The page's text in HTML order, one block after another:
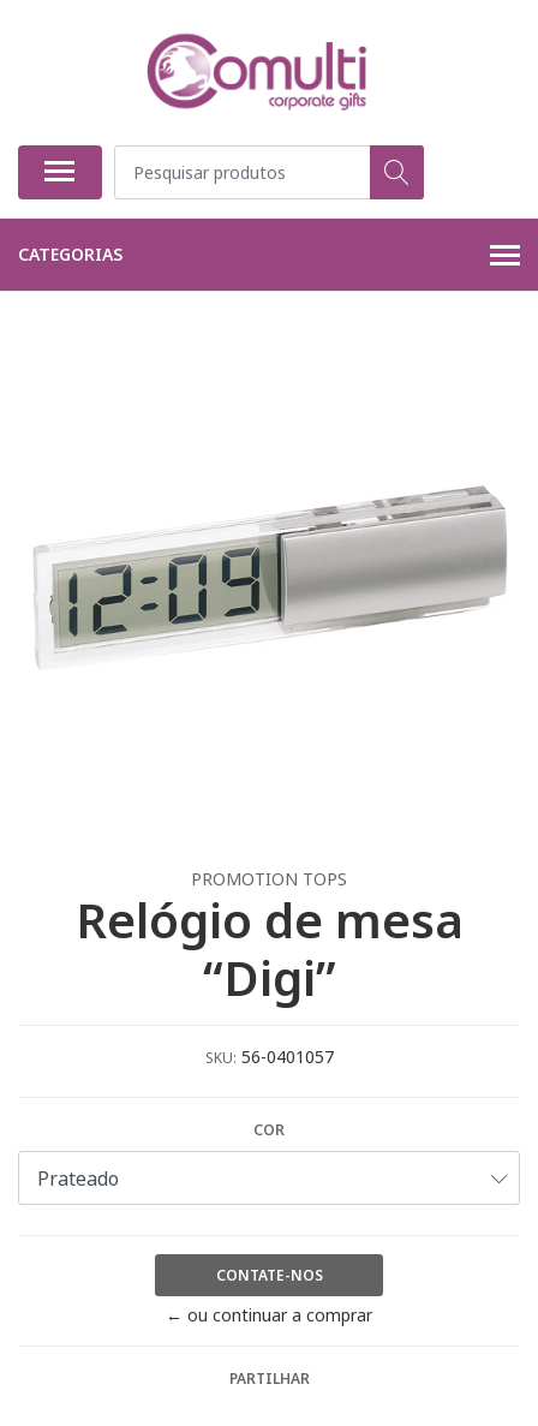
CATEGORIAS
PROMOTION TOPS
Relógio de mesa
“Digi”
SKU: 56-0401057
COR
CONTATE-NOS
← ou continuar a comprar
PARTILHAR